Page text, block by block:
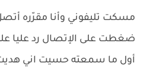
مسكت تليفوني وأنا مقرّره
ضغطت على الإتصال رد عليا
أول ما سمعته حسيت اني